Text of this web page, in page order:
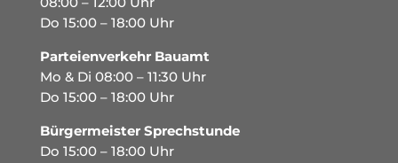
Do 15:00 – 18:00 Uhr
Parteienverkehr Bauamt
Mo & Di 08:00 – 11:30 Uhr
Do 15:00 – 18:00 Uhr
Bürgermeister Sprechstunde
Do 15:00 – 18:00 Uhr